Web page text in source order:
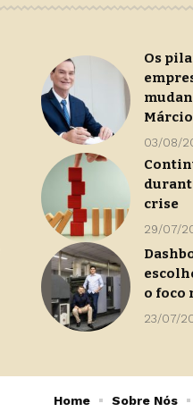
Os
03/08/
crise
29/07/
o foco
23/07/
Home Sobre Nós